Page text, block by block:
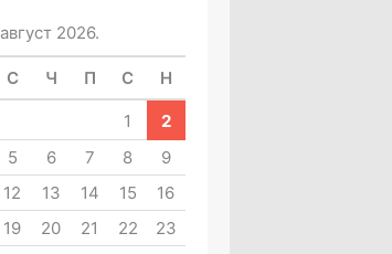
август 2026.
С Ч П С Н
1
2
5 6 7 8
9
12 13 14 15
16
19 20 21 22
23